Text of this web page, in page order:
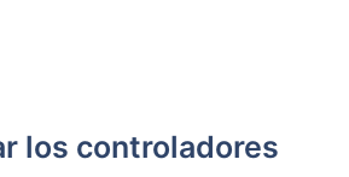
los controladores